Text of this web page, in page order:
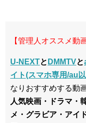
【管理人オススメ動
U-NEXTと DMMTVと
イト(スマホ専用/au
なりおすすめする動
人気映画・ドラマ・
メ・グラビア・アイ